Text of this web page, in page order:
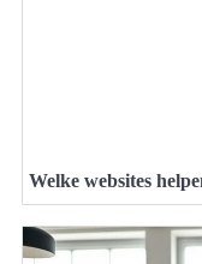
Welke websites